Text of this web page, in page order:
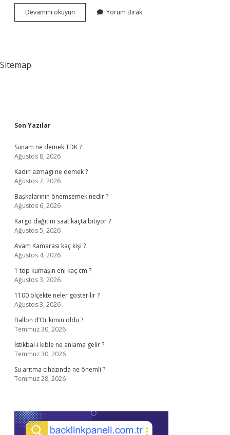
Devamını okuyun
Birlikleri
Yorum Bırak
Sitemap
Sidebar
Son Yazılar
Sunam ne demek TDK ?
Ağustos 8, 2026
Kadın azmagı ne demek ?
Ağustos 7, 2026
Başkalarının önemsemek nedir ?
Ağustos 6, 2026
Kargo dağıtım saat kaçta bitiyor ?
Ağustos 5, 2026
Avam Kamarası kaç kişi ?
Ağustos 4, 2026
1 top kumaşın eni kaç cm ?
Ağustos 3, 2026
1100 ölçekte neler gösterilir ?
Ağustos 3, 2026
Ballon d’Or kimin oldu ?
Temmuz 30, 2026
İstikbal-i kıble ne anlama gelir ?
Temmuz 30, 2026
Su arıtma cihazında ne önemli ?
Temmuz 28, 2026